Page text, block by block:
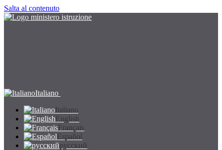
Salta al contenuto
Italiano
Italiano
English
Français
Español
русский